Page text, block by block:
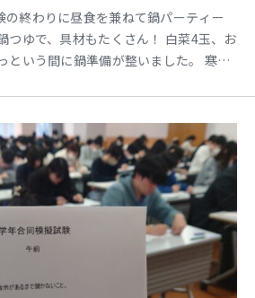
の終わりに昼食を兼ねて鍋パーティー
つゆで、具材もたくさん！ 白菜4玉、お
という間に鍋準備が整いました。 寒い
レー鍋が最初に出来上がり、おなかを
食べつくしていきました。どの鍋